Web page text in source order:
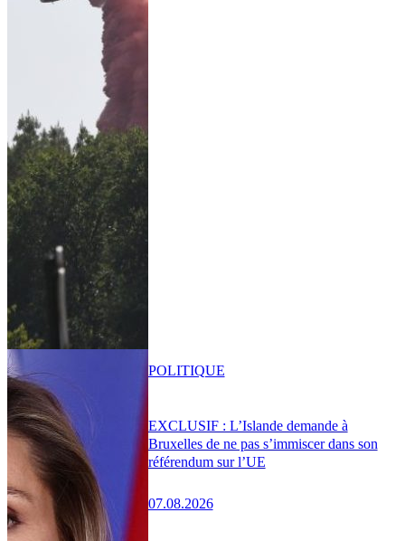
EXCLUSIF : L’Islande demande à
Bruxelles de ne pas s’immiscer dans son
référendum sur l’UE
07.08.2026
POLITIQUE